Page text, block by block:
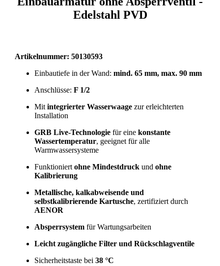
Edelstahl PVD
Artikelnummer: 50130593
Einbautiefe in der Wand: mind. 65 mm, max. 90 mm
Anschlüsse: F 1/2
Mit integrierter Wasserwaagezur erleichterten
Installation
GRB Live-Technologiefür eine konstante
Wassertemperatur, geeignet für alle
Warmwassersysteme
Funktioniert ohne Mindestdruckund ohne
Kalibrierung
Metallische, kalkabweisende und
selbstkalibrierende Kartusche, zertifiziert durch
AENOR
Absperrsystemfür Wartungsarbeiten
Leicht zugängliche Filter und Rückschlagventile
Sicherheitstaste bei 38 °C